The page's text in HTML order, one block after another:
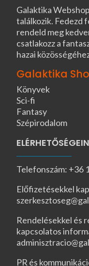
Galaktika
találkozik. Fedezd
rendeld meg
csatlakozz a
hazai
Galaktika
Könyvek
Sci-fi
Fantasy
Szépirodalom
Telefonszám: +36
Előfizetésekkel
Rendelésekkel és
kapcsolatos
PR és